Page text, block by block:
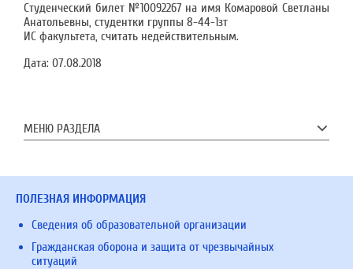
Студенческий билет №10092267 на имя Комаровой Светланы
Анатольевны, студентки группы 8-44-1зт
ИС факультета, считать недействительным.
Дата: 07.08.2018
МЕНЮ РАЗДЕЛА
ПОЛЕЗНАЯ ИНФОРМАЦИЯ
Сведения об образовательной организации
Гражданская оборона и защита от чрезвычайных
ситуаций